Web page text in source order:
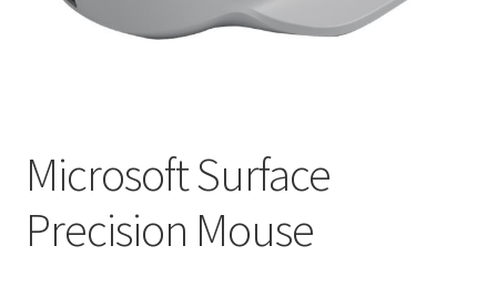
Microsoft Surface
Precision Mouse